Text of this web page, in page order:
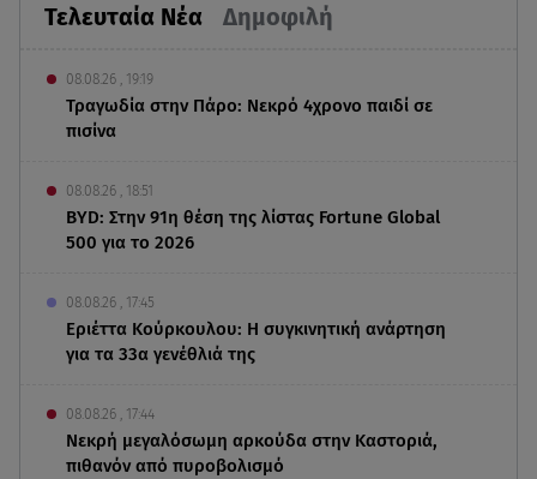
Τελευταία Νέα Δημοφιλή
08.08.26 , 19:19
Τραγωδία στην Πάρο: Νεκρό 4χρονο παιδί σε
πισίνα
08.08.26 , 18:51
BYD: Στην 91η θέση της λίστας Fortune Global
500 για το 2026
08.08.26 , 17:45
Εριέττα Κούρκουλου: Η συγκινητική ανάρτηση
για τα 33α γενέθλιά της
08.08.26 , 17:44
Νεκρή μεγαλόσωμη αρκούδα στην Καστοριά,
πιθανόν από πυροβολισμό